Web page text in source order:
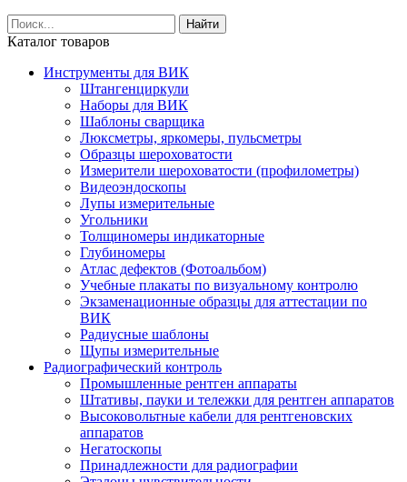
Найти
Каталог товаров
Инструменты для ВИК
Штангенциркули
Наборы для ВИК
Шаблоны сварщика
Люксметры, яркомеры, пульсметры
Образцы шероховатости
Измерители шероховатости (профилометры)
Видеоэндоскопы
Лупы измерительные
Угольники
Толщиномеры индикаторные
Глубиномеры
Атлас дефектов (Фотоальбом)
Учебные плакаты по визуальному контролю
Экзаменационные образцы для аттестации по
ВИК
Радиусные шаблоны
Щупы измерительные
Радиографический контроль
Промышленные рентген аппараты
Штативы, пауки и тележки для рентген аппаратов
Высоковольтные кабели для рентгеновских
аппаратов
Негатоскопы
Принадлежности для радиографии